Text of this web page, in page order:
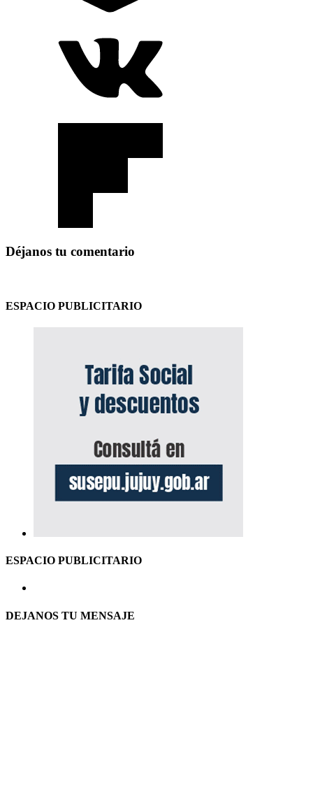
Déjanos tu comentario
ESPACIO PUBLICITARIO
ESPACIO PUBLICITARIO
DEJANOS TU MENSAJE